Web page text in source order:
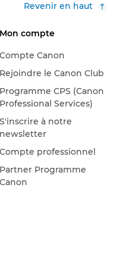
Revenir en haut
Mon compte
Compte Canon
Rejoindre le Canon Club
Programme CPS (Canon
Professional Services)
S'inscrire à notre
newsletter
Compte professionnel
Partner Programme
Canon